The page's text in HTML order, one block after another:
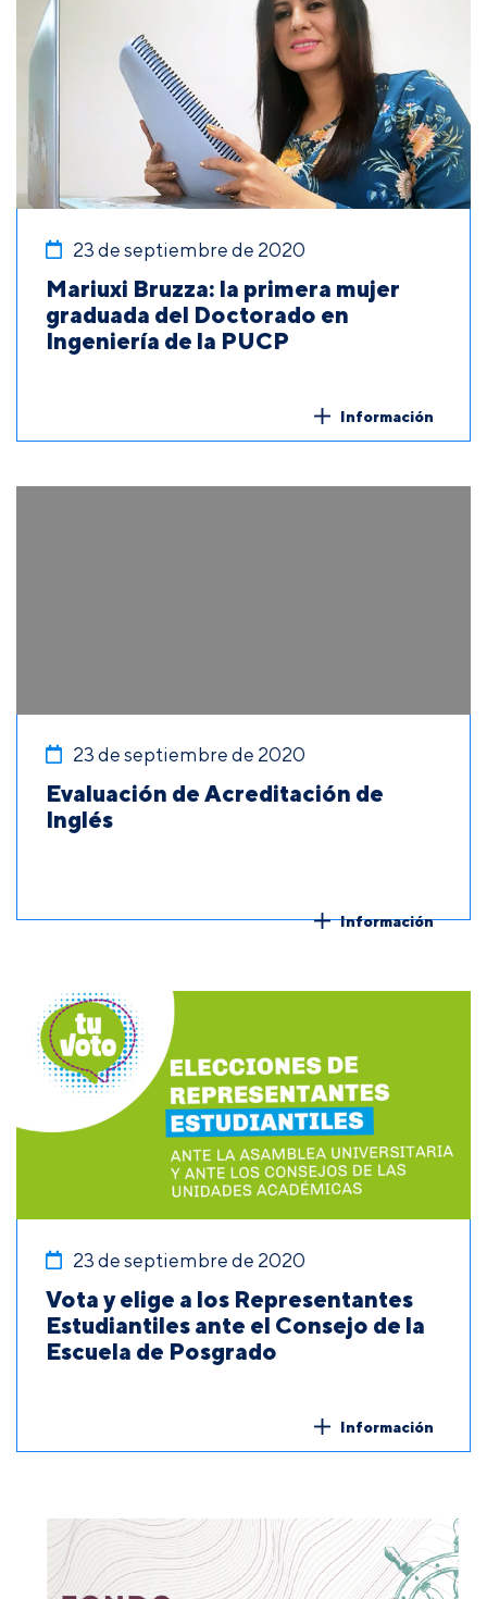
23 de septiembre de 2020
Mariuxi Bruzza: la primera mujer
graduada del Doctorado en
Ingeniería de la PUCP
Información
23 de septiembre de 2020
Evaluación de Acreditación de
Inglés
Información
23 de septiembre de 2020
Vota y elige a los Representantes
Estudiantiles ante el Consejo de la
Escuela de Posgrado
Información